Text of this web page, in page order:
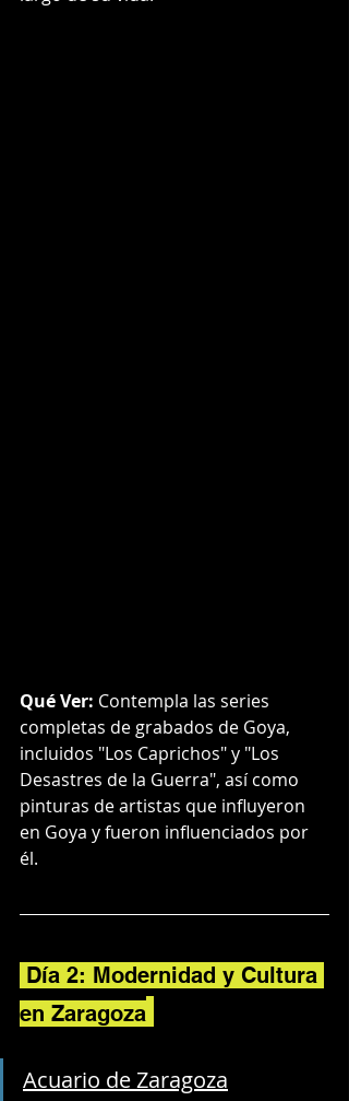
Qué Ver: Contempla las series
completas de grabados de Goya,
incluidos "Los Caprichos" y "Los
Desastres de la Guerra", así como
pinturas de artistas que influyeron
en Goya y fueron influenciados por
él.
en Zaragoza
Acuario de Zaragoza